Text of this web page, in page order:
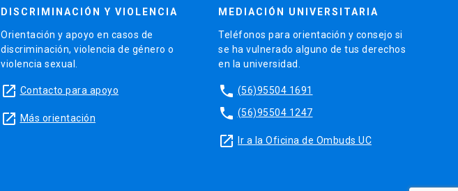
DISCRIMINACIÓN Y VIOLENCIA
Orientación y apoyo en casos de
discriminación, violencia de género o
violencia sexual.
launch Contacto para apoyo
launch Más orientación
MEDIACIÓN UNIVERSITARIA
Teléfonos para orientación y consejo si
se ha vulnerado alguno de tus derechos
en la universidad.
phone (56)95504 1691
phone (56)95504 1247
launch Ir a la Oficina de Ombuds UC